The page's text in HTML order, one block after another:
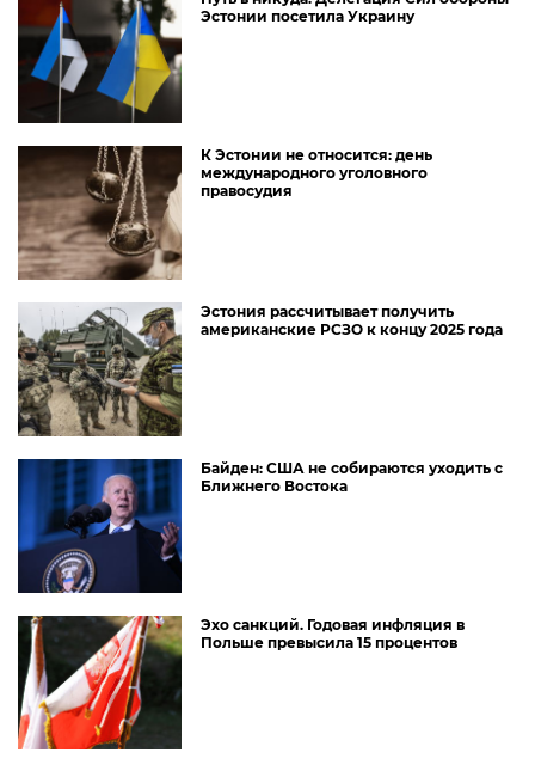
Эстонии посетила Украину
К Эстонии не относится: день
международного уголовного
правосудия
Эстония рассчитывает получить
американские РСЗО к концу 2025 года
Байден: США не собираются уходить с
Ближнего Востока
Эхо санкций. Годовая инфляция в
Польше превысила 15 процентов